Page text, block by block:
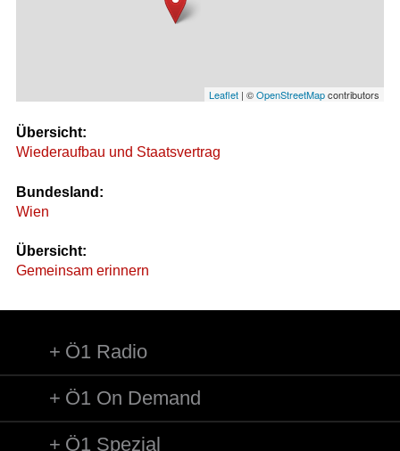
Leaflet | ©OpenStreetMapcontributors
Übersicht:
Wiederaufbau und Staatsvertrag
Bundesland:
Wien
Übersicht:
Gemeinsam erinnern
Ö1 Radio
Ö1 On Demand
Ö1 Spezial